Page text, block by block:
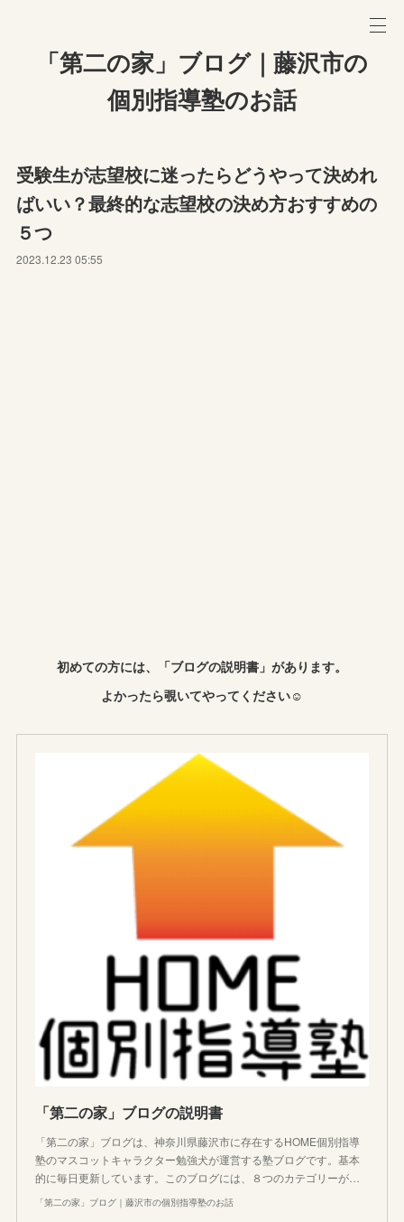
「第二の家」ブログ｜藤沢市の
個別指導塾のお話
受験生が志望校に迷ったらどうやって決めれ
ばいい？最終的な志望校の決め方おすすめの
５つ
2023.12.23 05:55
初めての方には、「ブログの説明書」があります。
よかったら覗いてやってください☺︎
「第二の家」ブログの説明書
「第二の家」ブログは、神奈川県藤沢市に存在するHOME個別指導
塾のマスコットキャラクター勉強犬が運営する塾ブログです。基本
的に毎日更新しています。このブログには、８つのカテゴリーが…
「第二の家」ブログ｜藤沢市の個別指導塾のお話